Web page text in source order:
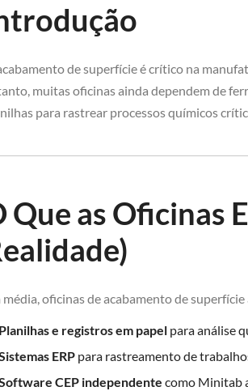
de superfície é crítico na
muitas oficinas ainda dependem de
para rastrear processos químicos
Que as Oficinas
média, oficinas de acabamento de superfície
Planilhas e registros em papel para análise
ERP para rastreamento de
CEP independente como Minitab